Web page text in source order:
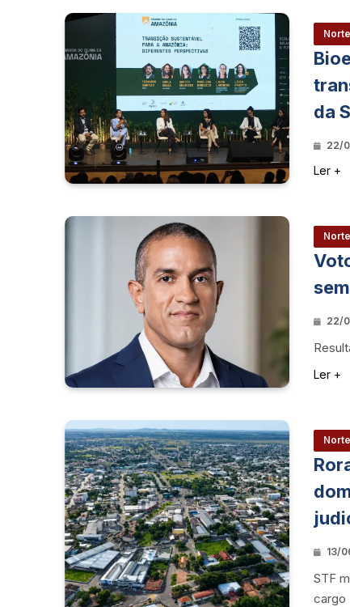
Norte
da
22/
Ler +
Norte
22/
Ler +
Norte
13/
STF
cargo